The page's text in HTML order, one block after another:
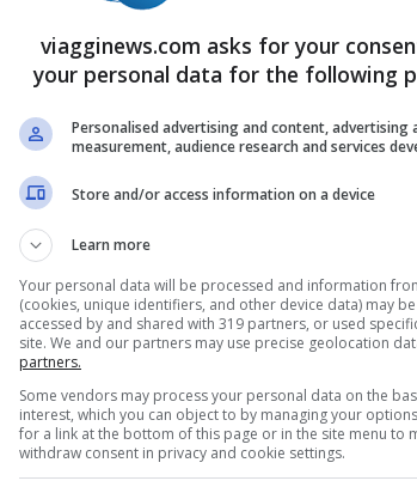
Si può risparmiare acquistando il
a bordo si paga una penale di 50
www.arlandaexpress.com
Centrale di Arlanda City, tra i
La durata del tragitto è di 38
to-from/train/
ogni 10 minuti per il City
minuti. Il biglietto di sola andata
Ci sono sconti per i biglietti di
viagginews.com asks for your
your personal data for the following
Personalised advertising and content, advertising
measurement, audience research and services
Store and/or access information on a device
Learn more
Your personal data will be processed and information
(cookies, unique identifiers, and other device data) may
accessed by and shared with 319 partners, or used
site. We and our partners may use precise geolocation
partners.
Some vendors may process your personal data on the
interest, which you can object to by managing your
for a link at the bottom of this page or in the site menu to
withdraw consent in privacy and cookie settings.